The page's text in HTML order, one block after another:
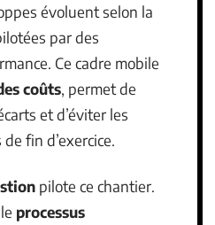
évoluent selon la
par des
Ce cadre mobile
coûts, permet de
et d’éviter les
fin d’exercice.
pilote ce chantier.
processus